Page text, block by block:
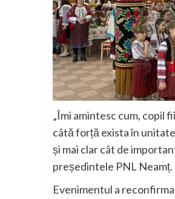
„Îmi amintesc cum, copil
câtă forță exista în
și mai clar cât de
președintele PNL Neamț.
Evenimentul a